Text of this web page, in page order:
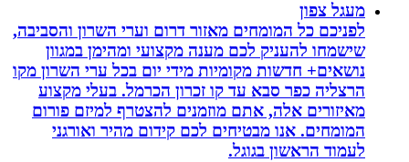
מעגל צפון
לפניכם כל המומחים מאזור דרום וערי השרון והסביבה,
שישמחו להעניק לכם מענה מקצועי ומהימן במגוון
נושאים+ חדשות מקומיות מידי יום בכל ערי השרון מקו
הרצליה כפר סבא עד קו זכרון הכרמל. בעלי מקצוע
מאיזורים אלה, אתם מוזמנים להצטרף למיזם פורום
המומחים. אנו מבטיחים לכם קידום מהיר ואורגני
לעמוד הראשון בגוגל.